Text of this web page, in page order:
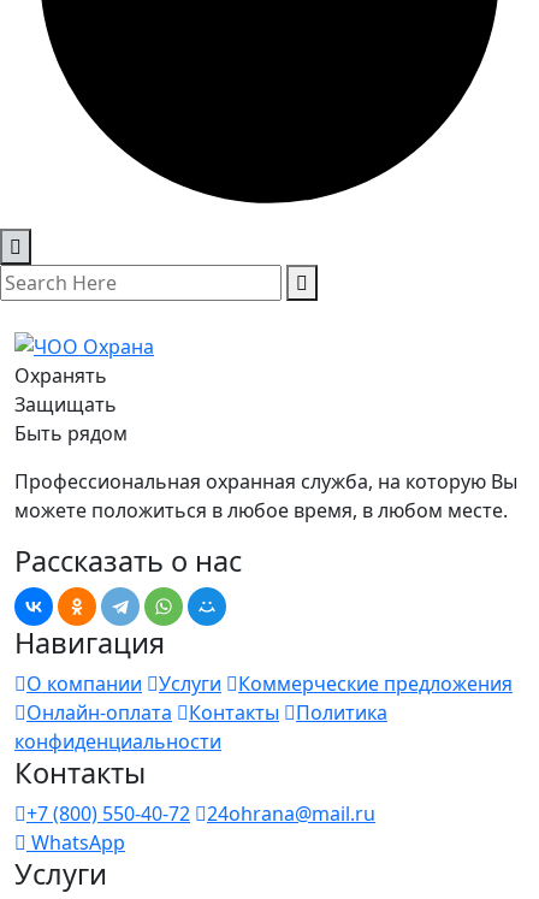
Охранять
Защищать
Быть рядом
Профессиональная охранная служба, на которую Вы
можете положиться в любое время, в любом месте.
Рассказать о нас
Навигация
О компании Услуги
Коммерческие предложения
Онлайн-оплата
Контакты
Политика
конфиденциальности
Контакты
+7 (800) 550-40-72
24ohrana@mail.ru
WhatsApp
Услуги